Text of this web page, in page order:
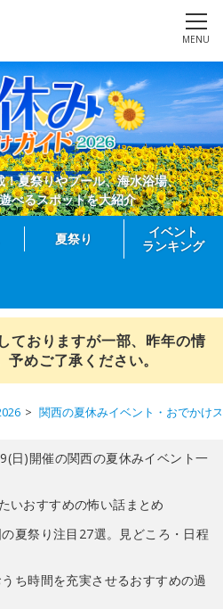
MENU
夏祭りやプール、海水浴場、
べるスポットを大紹介
夏祭り
イベント
ランキング
ておりますが一部、昨年の情
めご了承ください。
関西の夏休みイベント・おでかけ
日)開催の関西の夏休みイベント一
いおすすめの怖い話まとめ
の夏祭り注目27選。見どころ・日程
うち時間を充実させるおすすめの過